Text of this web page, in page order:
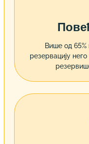
Више од 65%
резервацију